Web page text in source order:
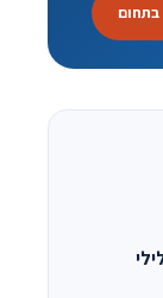
בתחום